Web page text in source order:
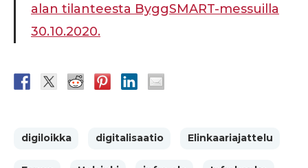
alan tilanteesta ByggSMART-messuilla
30.10.2020.
digiloikka digitalisaatio Elinkaariajattelu